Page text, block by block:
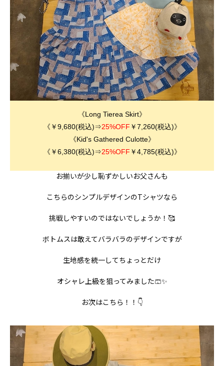
《Long Tierea Skirt》
《￥9,680(税込)⇒25%OFF ￥7,260(税込)》
《Kid's Gathered Culotte》
《￥6,380(税込)⇒25%OFF ￥4,785(税込)》
お揃いが少し恥ずかしいお父さんも
こちらのシンプルデザインのTシャツなら
挑戦しやすいのではないでしょうか！🥰
ボトムスは敢えてバラバラのデザインですが
生地感を統一してちょっとだけ
オシャレ上級を狙ってみました🩳✨
お次はこちら！！👇